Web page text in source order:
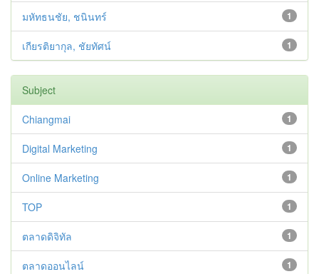
1
มหัทธนชัย, ชนินทร์
1
เกียรติยากุล, ชัยทัศน์
Subject
1
Chiangmai
1
Digital Marketing
1
Online Marketing
1
TOP
1
ตลาดดิจิทัล
1
ตลาดออนไลน์